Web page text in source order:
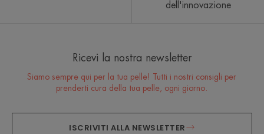
dell'innovazione
Ricevi la nostra newsletter
Siamo sempre qui per la tua pelle! Tutti i nostri consigli per
prenderti cura della tua pelle, ogni giorno.
ISCRIVITI ALLA NEWSLETTER